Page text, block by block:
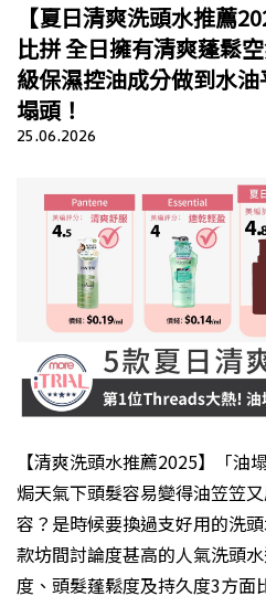
【夏日清爽洗頭水推薦
比拼 全日擁有清爽蓬鬆
級保濕控油成分做到水
塌頭！
25.06.2026
【清爽洗頭水推薦2025】「油
焗天氣下頭髮容易變得油笠笠
容？是時候要換過支好用的洗
款坊間討論度甚高的人氣洗頭
度、頭髮蓬鬆度及持久度3方面